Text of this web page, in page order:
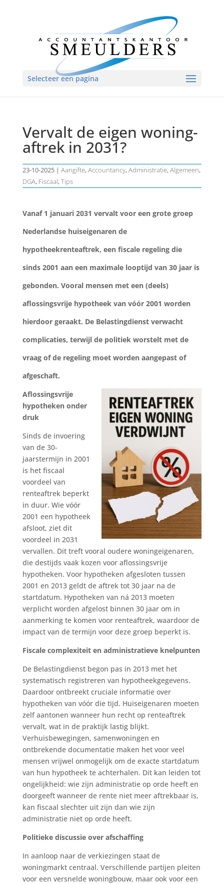
Selecteer een pagina
Vervalt de eigen woning-
aftrek in 2031?
23-10-2025| Aangifte,Accountancy,Administratie,Algemeen,
DGA, Fiscaal,Tips
Vanaf 1 januari 2031 vervalt voor een grote groep
Nederlandse huiseigenaren de
hypotheekrenteaftrek, een fiscale regeling die
sinds 2001 aan een maximale looptijd van 30 jaar is
gebonden. Vooral mensen met een (deels)
aflossingsvrije hypotheek van vóór 2001 worden
hierdoor geraakt. De Belastingdienst verwacht
complicaties, terwijl de politiek worstelt met de
vraag of de regeling moet worden aangepast of
afgeschaft.
Aflossingsvrije
hypotheken onder
druk
Sinds de invoering
van de 30-
jaarstermijn in 2001
is het fiscaal
voordeel van
renteaftrek beperkt
in duur. Wie vóór
2001 een hypotheek
afsloot, ziet dit
voordeel in 2031
vervallen. Dit treft vooral oudere woningeigenaren,
die destijds vaak kozen voor aflossingsvrije
hypotheken. Voor hypotheken afgesloten tussen
2001 en 2013 geldt de aftrek tot 30 jaar na de
startdatum. Hypotheken van ná 2013 moeten
verplicht worden afgelost binnen 30 jaar om in
aanmerking te komen voor renteaftrek, waardoor de
impact van de termijn voor deze groep beperkt is.
Fiscale complexiteit en administratieve knelpunten
De Belastingdienst begon pas in 2013 met het
systematisch registreren van hypotheekgegevens.
Daardoor ontbreekt cruciale informatie over
hypotheken van vóór die tijd. Huiseigenaren moeten
zelf aantonen wanneer hun recht op renteaftrek
vervalt, wat in de praktijk lastig blijkt.
Verhuisbewegingen, samenwoningen en
ontbrekende documentatie maken het voor veel
mensen vrijwel onmogelijk om de exacte startdatum
van hun hypotheek te achterhalen. Dit kan leiden tot
ongelijkheid: wie zijn administratie op orde heeft en
doorgeeft wanneer de rente niet meer aftrekbaar is,
kan fiscaal slechter uit zijn dan wie zijn
administratie niet op orde heeft.
Politieke discussie over afschaffing
In aanloop naar de verkiezingen staat de
woningmarkt centraal. Verschillende partijen pleiten
voor een versnelde woningbouw, maar ook voor een